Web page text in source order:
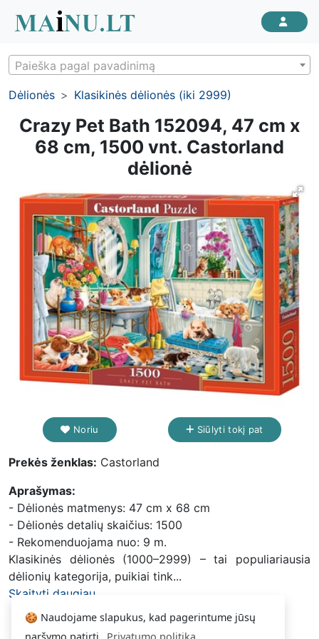
🍪 Naudojame slapukus, kad pagerintume jūsų
naršymo patirtį.
Privatumo politika
Paieška pagal pavadinimą
Dėlionės Klasikinės dėlionės (iki 2999)
Crazy Pet Bath 152094, 47 cm x
68 cm, 1500 vnt. Castorland
dėlionė
Noriu Siūlyti tokį pat
Prekės ženklas: Castorland
Aprašymas:
- Dėlionės matmenys: 47 cm x 68 cm
- Dėlionės detalių skaičius: 1500
- Rekomenduojama nuo: 9 m.
Klasikinės dėlionės (1000–2999) – tai populiariausia
dėlionių kategorija, puikiai tink...
Skaityti daugiau...